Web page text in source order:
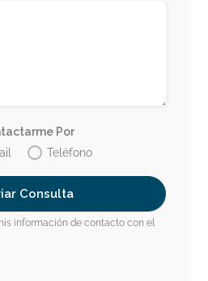
Por
Teléfono
información de contacto con el